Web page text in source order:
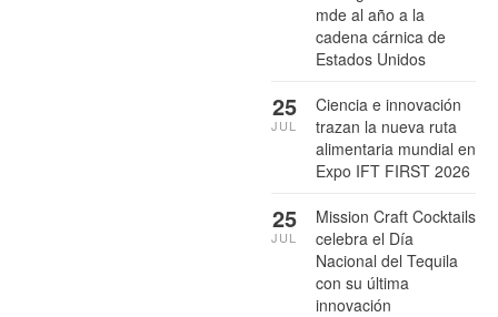
mde al año a la
cadena cárnica de
Estados Unidos
Ciencia e innovación
trazan la nueva ruta
alimentaria mundial en
Expo IFT FIRST 2026
25
JUL
Mission Craft Cocktails
celebra el Día
Nacional del Tequila
con su última
innovación
25
JUL